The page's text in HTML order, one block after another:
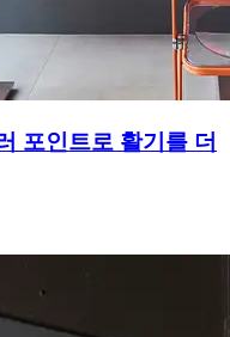
포인트로 활기를 더